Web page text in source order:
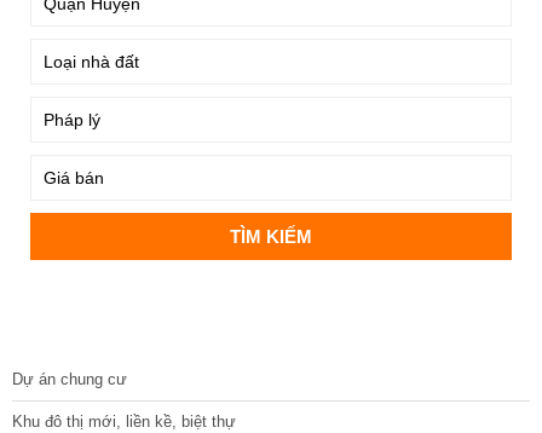
Dự án chung cư
Khu đô thị mới, liền kề, biệt thự